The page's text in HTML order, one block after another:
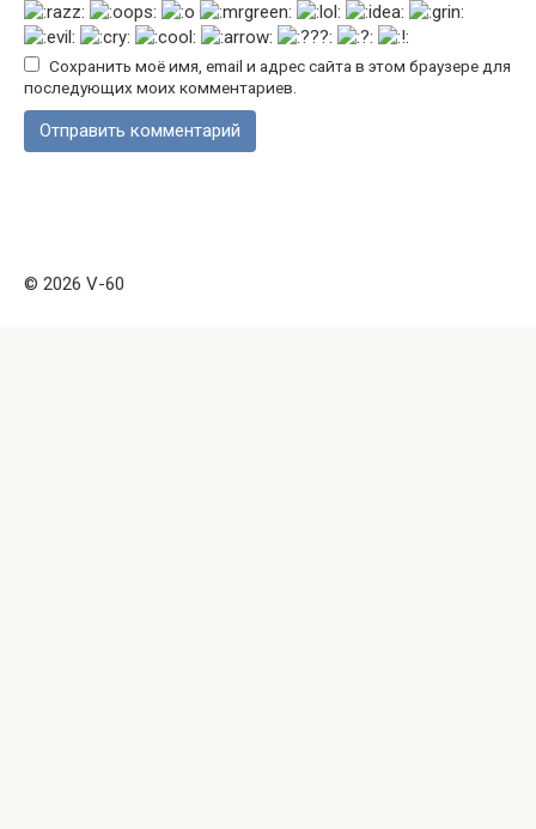
Сохранить моё имя, email и адрес сайта в этом браузере для
последующих моих комментариев.
© 2026 V-60